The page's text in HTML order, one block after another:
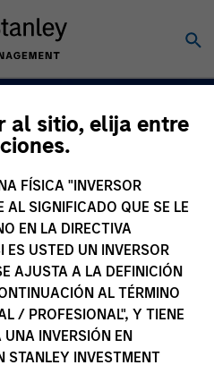
al sitio, elija entre
FÍSICA "INVERSOR
AL SIGNIFICADO QUE SE LE
EN LA DIRECTIVA
USTED UN INVERSOR
AJUSTA A LA DEFINICIÓN
AL TÉRMINO
/ PROFESIONAL", Y TIENE
UNA INVERSIÓN EN
STANLEY INVESTMENT
la